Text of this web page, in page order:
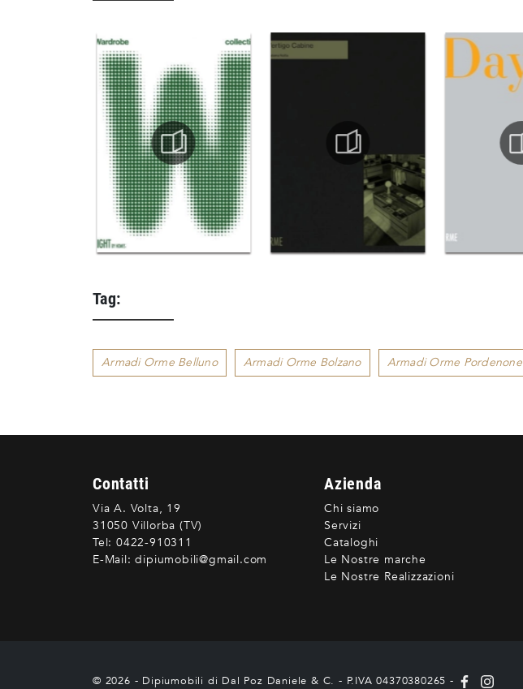
Tag:
Armadi Orme Belluno Armadi Orme Bolzano Armadi Orme Pordenone
Contatti
Via A. Volta, 19
31050 Villorba (TV)
Tel: 0422-910311
E-Mail: dipiumobili@gmail.com
Azienda
Chi siamo
Servizi
Cataloghi
Le Nostre marche
Le Nostre Realizzazioni
© 2026 - Dipiumobili di Dal Poz Daniele & C. - P.IVA 04370380265 -